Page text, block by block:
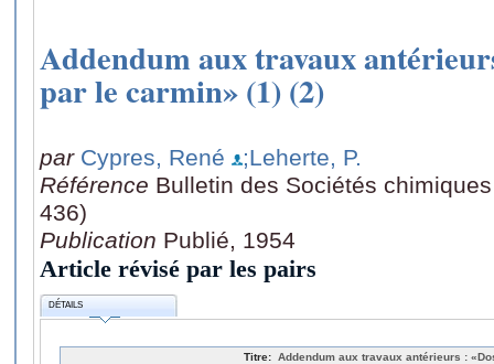
Addendum aux travaux
par le carmin» (1) (2)
par Cypres, René
;Leherte, P.
Référence Bulletin des Sociétés
436)
Publication Publié, 1954
Article révisé par les pairs
DÉTAILS
Titre: Addendum aux travaux antérieurs :